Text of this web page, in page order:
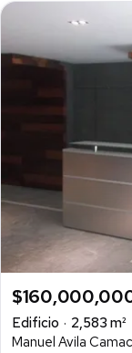
Edificio
2,583 m²
Manuel Avila